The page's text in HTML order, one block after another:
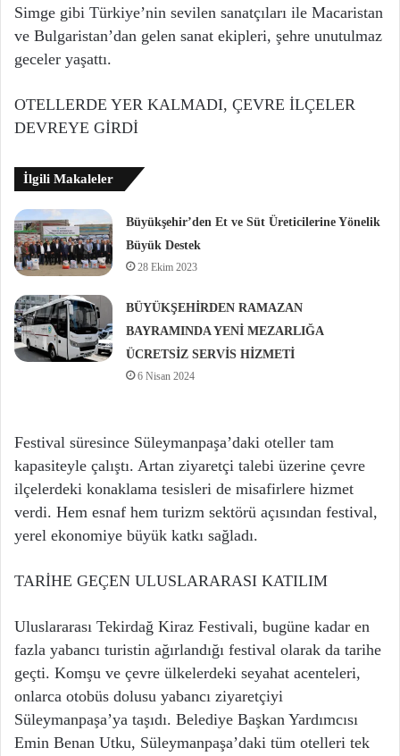
Simge gibi Türkiye’nin sevilen sanatçıları ile Macaristan
ve Bulgaristan’dan gelen sanat ekipleri, şehre unutulmaz
geceler yaşattı.
OTELLERDE YER KALMADI, ÇEVRE İLÇELER
DEVREYE GİRDİ
İlgili Makaleler
Büyükşehir’den Et ve Süt Üreticilerine Yönelik
Büyük Destek
28 Ekim 2023
BÜYÜKŞEHİRDEN RAMAZAN
BAYRAMINDA YENİ MEZARLIĞA
ÜCRETSİZ SERVİS HİZMETİ
6 Nisan 2024
Festival süresince Süleymanpaşa’daki oteller tam
kapasiteyle çalıştı. Artan ziyaretçi talebi üzerine çevre
ilçelerdeki konaklama tesisleri de misafirlere hizmet
verdi. Hem esnaf hem turizm sektörü açısından festival,
yerel ekonomiye büyük katkı sağladı.
TARİHE GEÇEN ULUSLARARASI KATILIM
Uluslararası Tekirdağ Kiraz Festivali, bugüne kadar en
fazla yabancı turistin ağırlandığı festival olarak da tarihe
geçti. Komşu ve çevre ülkelerdeki seyahat acenteleri,
onlarca otobüs dolusu yabancı ziyaretçiyi
Süleymanpaşa’ya taşıdı. Belediye Başkan Yardımcısı
Emin Benan Utku, Süleymanpaşa’daki tüm otelleri tek